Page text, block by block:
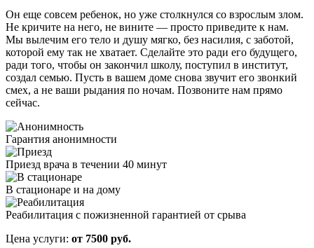
Он еще совсем ребенок, но уже столкнулся со взрослым злом.
Не кричите на него, не вините — просто приведите к нам.
Мы вылечим его тело и душу мягко, без насилия, с заботой,
которой ему так не хватает. Сделайте это ради его будущего,
ради того, чтобы он закончил школу, поступил в институт,
создал семью. Пусть в вашем доме снова звучит его звонкий
смех, а не ваши рыдания по ночам. Позвоните нам прямо
сейчас.
Гарантия анонимности
Приезд врача в течении 40 минут
В стационаре и на дому
Реабилитация с пожизненной гарантией от срыва
Цена услуги: от 7500 руб.